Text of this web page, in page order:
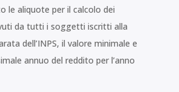
le aliquote per il calcolo dei
da tutti i soggetti iscritti alla
dell’INPS, il valore minimale e
annuo del reddito per l’anno